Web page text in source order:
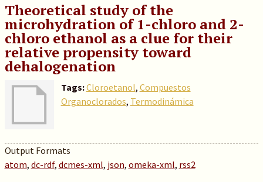
Theoretical study of the
microhydration of 1-chloro and 2-
chloro ethanol as a clue for their
relative propensity toward
dehalogenation
Tags:Cloroetanol, Compuestos
Organoclorados, Termodinámica
Output Formats
atom, dc-rdf, dcmes-xml, json, omeka-xml, rss2